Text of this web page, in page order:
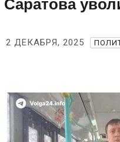
Саратова
2 ДЕКАБРЯ, 2025